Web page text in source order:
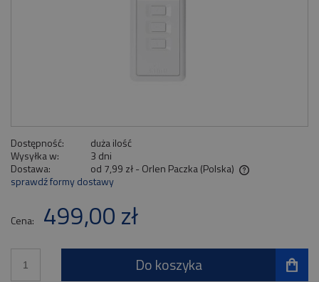
Dostępność:
duża ilość
Wysyłka w:
3 dni
Dostawa:
od 7,99 zł - Orlen Paczka (Polska)
Cena nie zawiera ewentualnych kosztów płatności
sprawdź formy dostawy
Cena: 499,00 zł
Do koszyka